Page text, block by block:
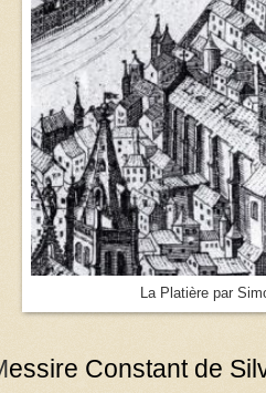
La Platière par
essire Constant de